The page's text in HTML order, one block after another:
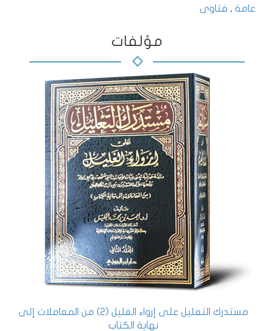
عامة , فتاوى
مؤلفات
مستدرك التعليل على إرواء الغليل (2) من المعاملات إلى
نهاية الكتاب